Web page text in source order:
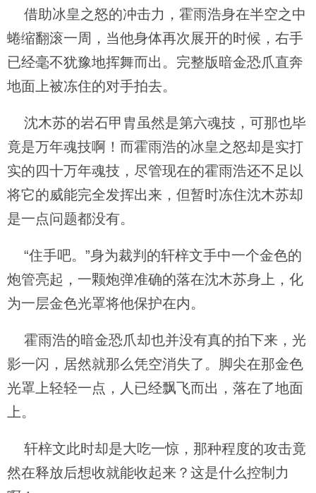
借助冰皇之怒的冲击力，霍雨浩身在半空之中
蜷缩翻滚一周，当他身体再次展开的时候，右手
已经毫不犹豫地挥舞而出。完整版暗金恐爪直奔
地面上被冻住的对手拍去。
沈木苏的岩石甲胄虽然是第六魂技，可那也毕
竟是万年魂技啊！而霍雨浩的冰皇之怒却是实打
实的四十万年魂技，尽管现在的霍雨浩还不足以
将它的威能完全发挥出来，但暂时冻住沈木苏却
是一点问题都没有。
“住手吧。”身为裁判的轩梓文手中一个金色的
炮管亮起，一颗炮弹准确的落在沈木苏身上，化
为一层金色光罩将他保护在内。
霍雨浩的暗金恐爪却也并没有真的拍下来，光
影一闪，居然就那么凭空消失了。脚尖在那金色
光罩上轻轻一点，人已经飘飞而出，落在了地面
上。
轩梓文此时却是大吃一惊，那种程度的攻击竟
然在释放后想收就能收起来？这是什么控制力